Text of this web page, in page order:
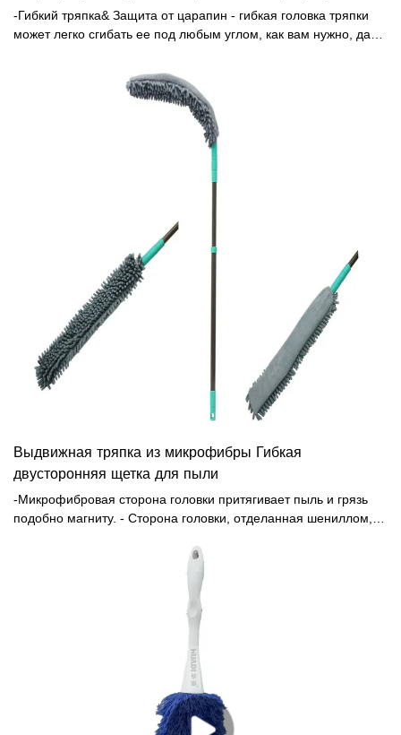
длина до 173 см
-Гибкий тряпка& Защита от царапин - гибкая головка тряпки
может легко сгибать ее под любым углом, как вам нужно, даже
очистить мертвые углы.- Насадка для пыли из микрофибры
может прочно поглощать мелкую пыль и волосы во время
использования, предотвращая разлетание пыли, вдвое
сокращая время удаления пыли.- Удобное использование или
использование с длинным шестом, чтобы достичь высоты 173
Выдвижная тряпка из микрофибры Гибкая
двусторонняя щетка для пыли
-Микрофибровая сторона головки притягивает пыль и грязь
подобно магниту. - Сторона головки, отделанная шениллом,
труднодоступных мест. -Гибкая насадка-пылесос для особых
работ по уборке труднодоступных мест. - Увеличьте радиус
действия при уборке пыли на возвышенностях, таких как
верхние поверхности шкафов, светильники и балки. Длина